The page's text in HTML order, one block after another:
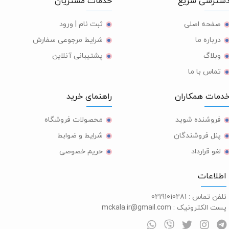
صفحه اصلی
درباره ما
وبلاگ
تماس با ما
ثبت نام | ورود
شرایط مرجوعی سفارش
پشتیبانی آنلاین
همکاران
فروشنده شوید
پنل فروشندگان
لغو قرارداد
راهنمای خرید
محصولات فروشگاه
شرایط و ضوابط
حریم خصوصی
تماس : 02191010281
الکترونیک : mckala.ir@gmail.com